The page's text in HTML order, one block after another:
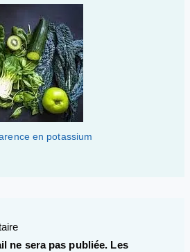
en potassium
ne sera pas publiée. Les